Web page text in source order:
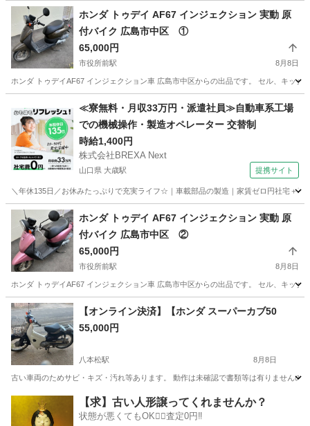
ホンダ トゥデイ AF67 インジェクション 実動 原
付バイク 広島市中区 ①
65,000円
市役所前駅 8月8日
ホンダ トゥデイAF67 インジェクション車 広島市中区からの出品です。 セル、キッ
市役所前駅 ホンダ オートバイ
≪寮無料・月収33万円・派遣社員≫自動車系工場
での機械操作・製造オペレーター 交替制
時給1,400円
株式会社BREXA Next
山口県 大歳駅 提携サイト
＼年休135日／お休みたっぷりで充実ライフ☆｜車載部品の製造｜家賃ゼロ円社宅＋
山口 山口市 大歳駅 その他
ホンダ トゥデイ AF67 インジェクション 実動 原
付バイク 広島市中区 ②
65,000円
市役所前駅 8月8日
ホンダ トゥデイAF67 インジェクション車 広島市中区からの出品です。 セル、キッ
広島 広島市 市役所前駅 ホンダ オートバイ
【オンライン決済】【ホンダ スーパーカブ50
55,000円
八本松駅 8月8日
古い車両のためサビ・キズ・汚れ等あります。 動作は未確認で書類等は有りません
八本松駅 ホンダ
【求】古い人形譲ってくれませんか？
状態が悪くてもOK🙆‍♀️査定0円‼️